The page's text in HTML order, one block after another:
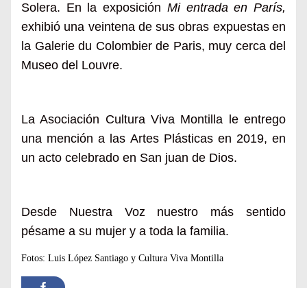
Solera. En la exposición Mi entrada en París,
exhibió una veintena de sus obras expuestas en
la Galerie du Colombier de Paris, muy cerca del
Museo del Louvre.
La Asociación Cultura Viva Montilla le entrego
una mención a las Artes Plásticas en 2019, en
un acto celebrado en San juan de Dios.
Desde Nuestra Voz nuestro más sentido
pésame a su mujer y a toda la familia.
Fotos: Luis López Santiago y Cultura Viva Montilla